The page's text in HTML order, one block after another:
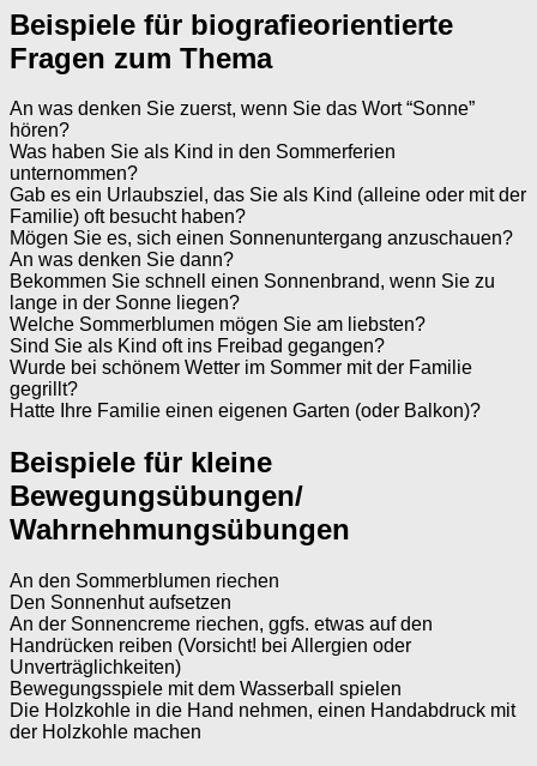
Beispiele für biografieorientierte
Fragen zum Thema
An was denken Sie zuerst, wenn Sie das Wort “Sonne”
hören?
Was haben Sie als Kind in den Sommerferien
unternommen?
Gab es ein Urlaubsziel, das Sie als Kind (alleine oder mit der
Familie) oft besucht haben?
Mögen Sie es, sich einen Sonnenuntergang anzuschauen?
An was denken Sie dann?
Bekommen Sie schnell einen Sonnenbrand, wenn Sie zu
lange in der Sonne liegen?
Welche Sommerblumen mögen Sie am liebsten?
Sind Sie als Kind oft ins Freibad gegangen?
Wurde bei schönem Wetter im Sommer mit der Familie
gegrillt?
Hatte Ihre Familie einen eigenen Garten (oder Balkon)?
Beispiele für kleine
Bewegungsübungen/
Wahrnehmungsübungen
An den Sommerblumen riechen
Den Sonnenhut aufsetzen
An der Sonnencreme riechen, ggfs. etwas auf den
Handrücken reiben (Vorsicht! bei Allergien oder
Unverträglichkeiten)
Bewegungsspiele mit dem Wasserball spielen
Die Holzkohle in die Hand nehmen, einen Handabdruck mit
der Holzkohle machen